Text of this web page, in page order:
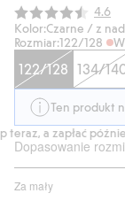
4.6
Kolor:Czarne / z
Rozmiar:122/128
122/128 134/
Ten produkt
a zapłać
Dopasowanie
Za mały
na